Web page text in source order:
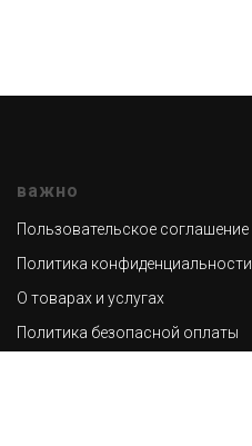
важно
Пользовательское соглашение
Политика конфиденциальности
О товарах и услугах
Политика безопасной оплаты